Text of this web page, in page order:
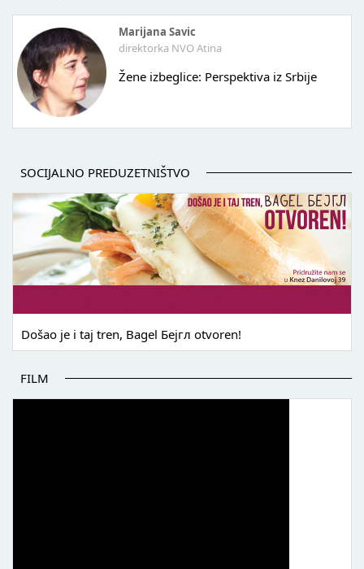
Marijana Savic
direktorka NVO Atina
Žene izbeglice: Perspektiva iz Srbije
SOCIJALNO PREDUZETNIŠTVO
Došao je i taj tren, Bagel Бејгл otvoren!
FILM